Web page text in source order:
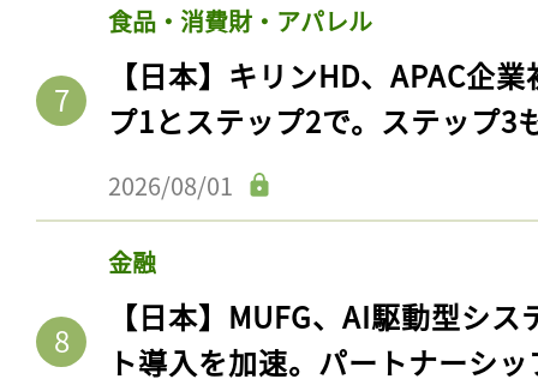
食品・消費財・アパレル
【日本】キリンHD、APAC企
プ1とステップ2で。ステップ3
2026/08/01
金融
【日本】MUFG、AI駆動型シ
ト導入を加速。パートナーシ